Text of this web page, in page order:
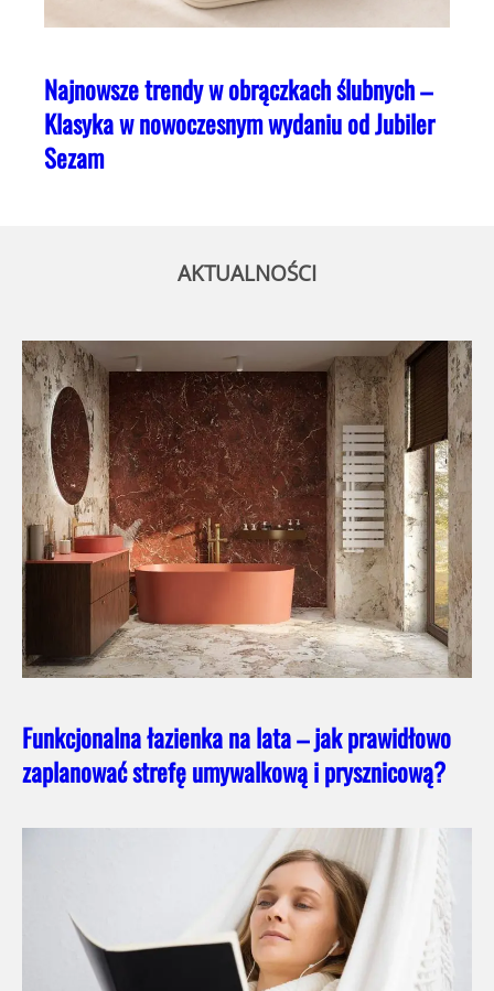
Najnowsze trendy w obrączkach ślubnych –
Klasyka w nowoczesnym wydaniu od Jubiler
Sezam
AKTUALNOŚCI
Funkcjonalna łazienka na lata – jak prawidłowo
zaplanować strefę umywalkową i prysznicową?